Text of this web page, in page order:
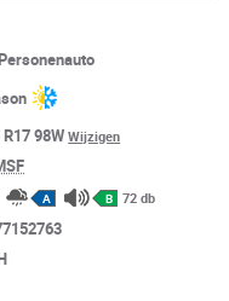
98WWijzigen
A B 72 db